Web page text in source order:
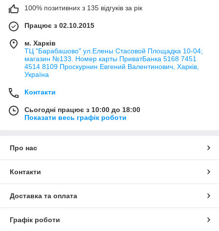
100% позитивних з 135 відгуків за рік
Працює з 02.10.2015
м. Харків
ТЦ "Барабашово" ул.Елены Стасовой Площадка 10-04;
магазин №133. Номер карты ПриватБанка 5168 7451
4514 8109 Проскурнин Евгений Валентинович, Харків,
Україна
Контакти
Сьогодні працює з 10:00 до 18:00
Показати весь графік роботи
Про нас
Контакти
Доставка та оплата
Графік роботи